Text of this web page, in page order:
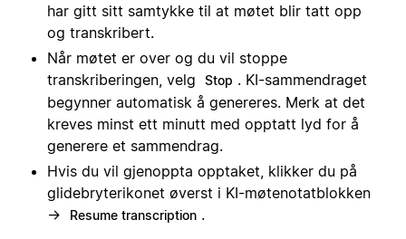
har gitt sitt samtykke til at møtet blir tatt opp
og transkribert.
Når møtet er over og du vil stoppe
transkriberingen, velg
Stop . KI-sammendraget
begynner automatisk å genereres. Merk at det
kreves minst ett minutt med opptatt lyd for å
generere et sammendrag.
Hvis du vil gjenoppta opptaket, klikker du på
glidebryterikonet øverst i KI-møtenotatblokken
→
Resume transcription .